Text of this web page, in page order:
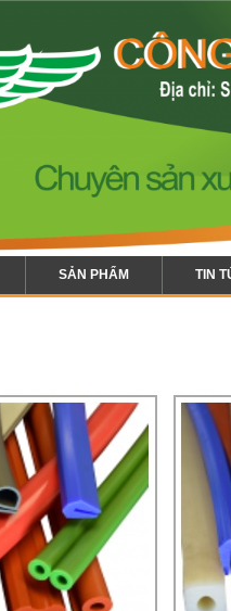
SẢN PHẨM TIN